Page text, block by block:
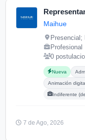
Maihue
Presencial;
Profesional
0
Nueva
Carreras
Animación
Posgrados
Indiferente
7 de Ago, 2026